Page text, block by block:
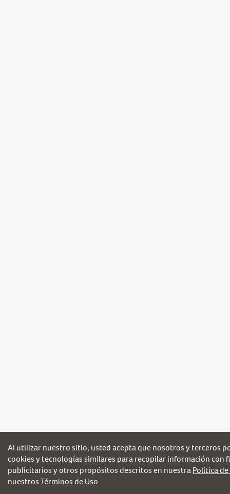
Al utilizar nuestro sitio, usted acepta que nosotros y terceros
cookies y tecnologías similares para recopilar información con
publicitarios y otros propósitos descritos en nuestraPolítica
nuestrosTérminos de Uso